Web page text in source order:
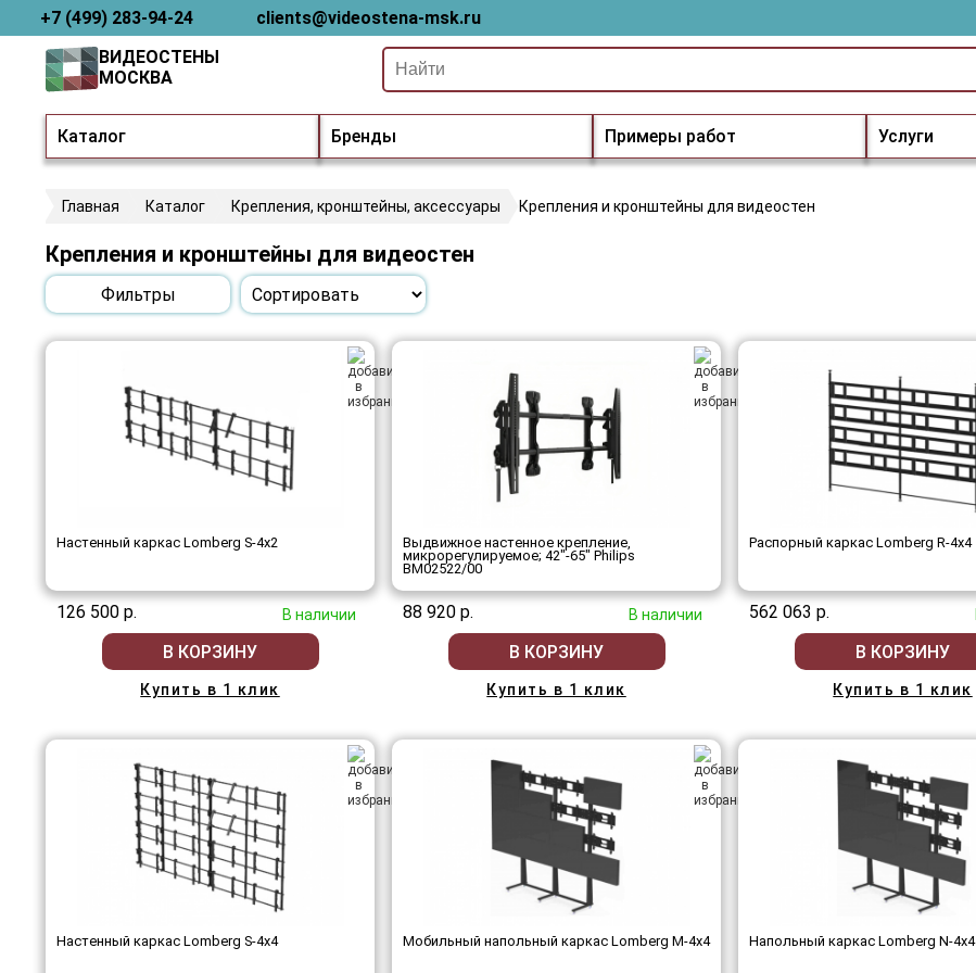
+7 (499) 283-94-24 clients@videostena-msk.ru
Каталог Бренды Примеры работ Услуги
ВИДЕОСТЕНЫ
МОСКВА
Главная Каталог Крепления, кронштейны, аксессуары Крепления и кронштейны для видеостен
Крепления и кронштейны для видеостен
Фильтры
Настенный каркас Lomberg S-4х2
126 500 р. В наличии
В КОРЗИНУ
Купить в 1 клик
Выдвижное настенное крепление,
микрорегулируемое; 42"-65" Philips
BM02522/00
88 920 р. В наличии
В КОРЗИНУ
Купить в 1 клик
Распорный каркас Lomberg R-4х4
562 063 р.
В КОРЗИНУ
Купить в 1 клик
Настенный каркас Lomberg S-4х4 Мобильный напольный каркас Lomberg M-4х4 Напольный каркас Lomberg N-4х4